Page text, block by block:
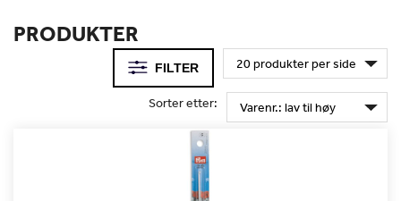
PRODUKTER
FILTER
Sorter etter: